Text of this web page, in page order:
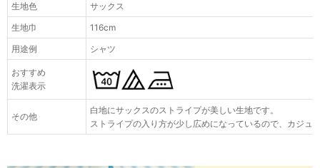
生地色
サックス
生地巾
116cm
用途例
シャツ
おすすめ
洗濯表示
その他
白地にサックスのストライプが美しい生地です。
ストライプの入り方が少し広めになっているので、カジュ